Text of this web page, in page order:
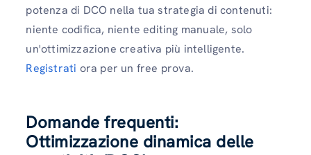
potenza di DCO nella tua strategia di contenuti:
niente codifica, niente editing manuale, solo
un'ottimizzazione creativa più intelligente.
Registrati ora per un free prova.
Domande frequenti:
Ottimizzazione dinamica delle